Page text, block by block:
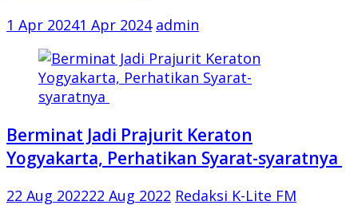
1 Apr 20241 Apr 2024 admin
Berminat Jadi Prajurit Keraton
Yogyakarta, Perhatikan Syarat-syaratnya
22 Aug 202222 Aug 2022 Redaksi K-Lite FM